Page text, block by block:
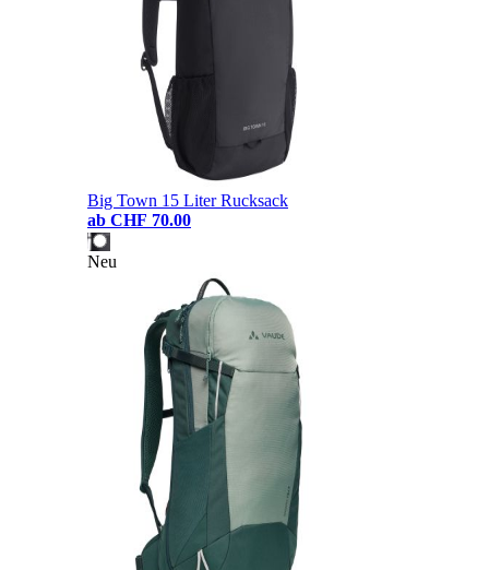
Big Town 15 Liter Rucksack
ab CHF 70.00
Neu